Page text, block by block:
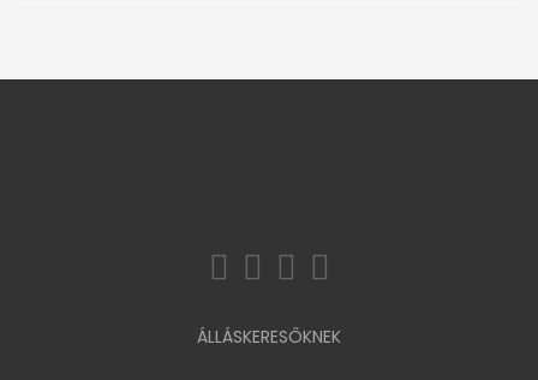
ÁLLÁSKERESŐKNEK